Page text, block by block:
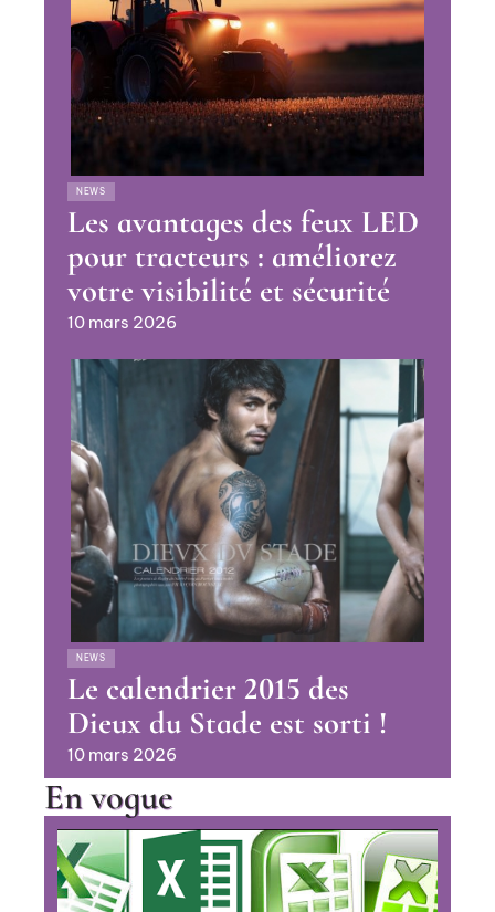
NEWS
Les avantages des feux LED
pour tracteurs : améliorez
votre visibilité et sécurité
10 mars 2026
NEWS
Le calendrier 2015 des
Dieux du Stade est sorti !
10 mars 2026
En vogue